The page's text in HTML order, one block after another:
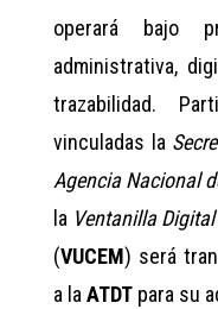
operará bajo
administrativa,
trazabilidad.
vinculadas la
Agencia Nacional
la Ventanilla
(VUCEM) será
a la ATDT para su